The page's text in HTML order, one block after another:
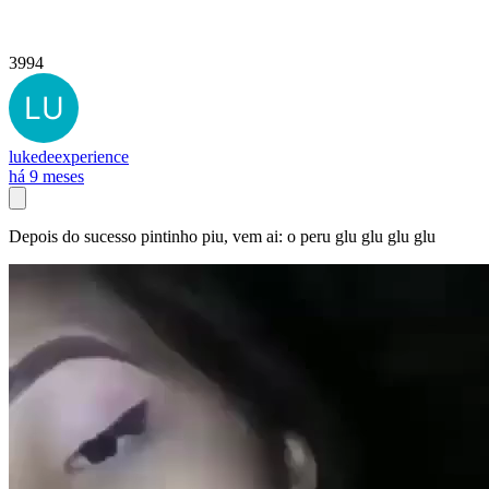
3994
lukedeexperience
há 9 meses
Depois do sucesso pintinho piu, vem ai: o peru glu glu glu glu